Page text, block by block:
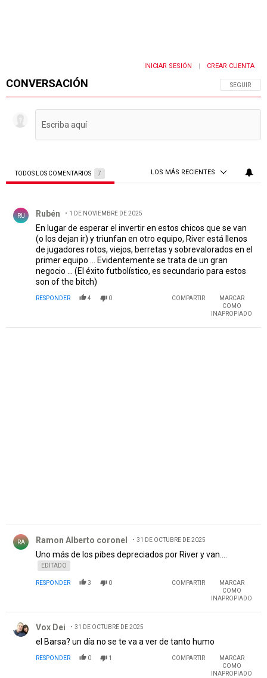
CONVERSACIÓN SIGA ESTA
SEGUIR
INICIAR SESIÓN CREAR CUENTA
TODOS LOS COMENTARIOS 7 LOS MÁS RECIENTES
RU Rubén 1 DE NOVIEMBRE DE 2025
En lugar de esperar el invertir en estos chicos que se van
(o los dejan ir) y triunfan en otro equipo, River está llenos
de jugadores rotos, viejos, berretas y sobrevalorados en el
primer equipo ... Evidentemente se trata de un gran
negocio ... (El éxito futbolístico, es secundario para estos
son of the bitch)
RESPONDER 4 0 COMPARTIR
MARCAR
COMO
INAPROPIADO
RA Ramon Alberto coronel 31 DE OCTUBRE DE 2025
Uno más de los pibes depreciados por River y van....
EDITADO
RESPONDER 3 0 COMPARTIR
MARCAR
COMO
INAPROPIADO
Vox Dei 31 DE OCTUBRE DE 2025
el Barsa? un día no se te va a ver de tanto humo
RESPONDER 0 1 COMPARTIR
MARCAR
COMO
INAPROPIADO